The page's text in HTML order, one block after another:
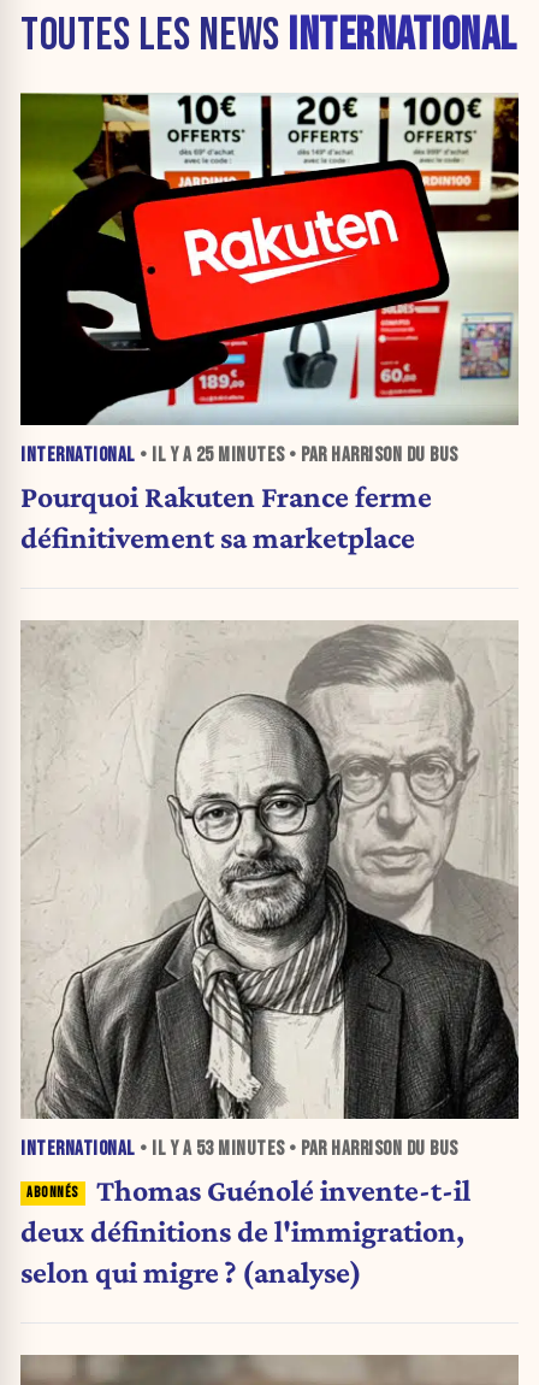
TOUTES LES NEWS INTERNATIONAL
INTERNATIONAL • IL Y A 25 MINUTES• PAR HARRISON DU BUS
Pourquoi Rakuten France ferme
définitivement sa marketplace
INTERNATIONAL • IL Y A 53 MINUTES• PAR HARRISON DU BUS
Thomas Guénolé invente-t-il
deux définitions de l'immigration,
selon qui migre ? (analyse)